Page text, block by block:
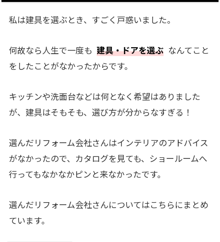
私は建具を選ぶとき、すごく戸惑いました。
何故なら人生で一度も 建具・ドアを選ぶ なんてこと
をしたことがなかったからです。
キッチンや洗面台などは何となく希望はありました
が、建具はそもそも、選び方が分からなすぎる！
選んだリフォーム会社さんはインテリアのアドバイス
がなかったので、カタログを見ても、ショールームへ
行ってもなかなかピンと来なかったです。
選んだリフォーム会社さんについてはこちらにまとめ
ています。